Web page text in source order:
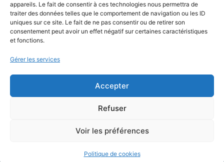
appareils. Le fait de consentir à ces technologies nous permettra de
traiter des données telles que le comportement de navigation ou les ID
uniques sur ce site. Le fait de ne pas consentir ou de retirer son
consentement peut avoir un effet négatif sur certaines caractéristiques
et fonctions.
Gérer les services
Accepter
Refuser
Voir les préférences
Politique de cookies
MAIRIE D'ENSUÈS LA REDONNE
15 Avenue Général de Monsabert,
LES HORAIRES D'OUVERTURE
Le lundi de 8h30 à 12h et de 13h30 à 17h
Du mercredi au vendredi de 8h30 à 12h et de 13h30
à 17h